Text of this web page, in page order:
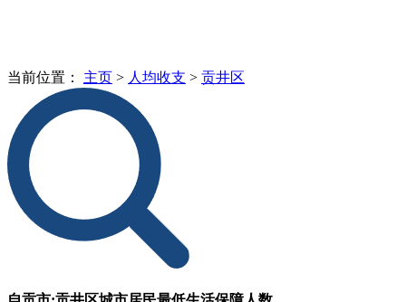
当前位置： 主页 > 人均收支 > 贡井区